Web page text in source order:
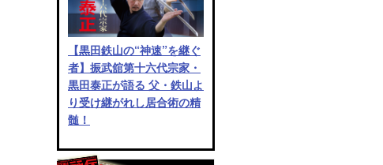
【黒田鉄山の“神速”を継ぐ
者】振武舘第十六代宗家・
黒田泰正が語る 父・鉄山よ
り受け継がれし居合術の精
髄！